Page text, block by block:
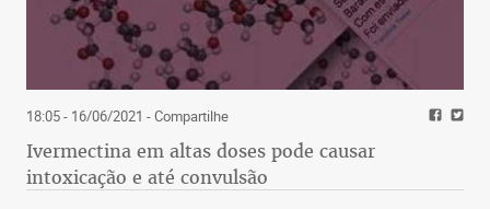
18:05 - 16/06/2021 - Compartilhe
Ivermectina em altas doses pode causar
intoxicação e até convulsão